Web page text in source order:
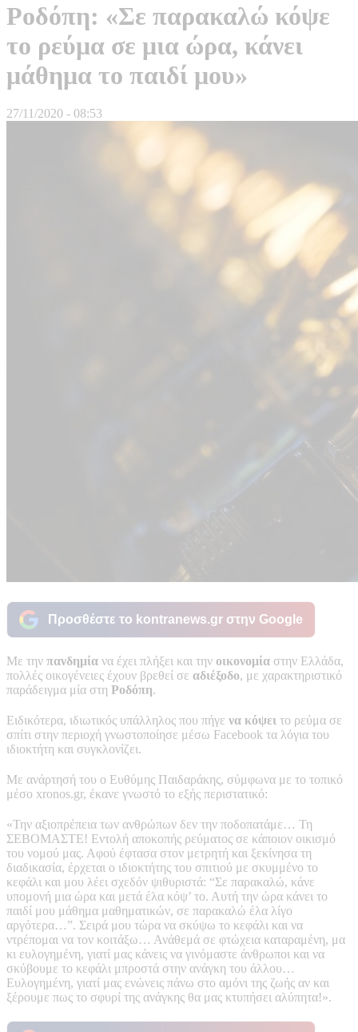
Ροδόπη: «Σε παρακαλώ κόψε
το ρεύμα σε μια ώρα, κάνει
μάθημα το παιδί μου»
27/11/2020 - 08:53
Προσθέστε το kontranews.gr στην Google
Με την πανδημία να έχει πλήξει και την οικονομία στην Ελλάδα,
πολλές οικογένειες έχουν βρεθεί σε αδιέξοδο, με χαρακτηριστικό
παράδειγμα μία στη Ροδόπη.
Ειδικότερα, ιδιωτικός υπάλληλος που πήγε να κόψει το ρεύμα σε
σπίτι στην περιοχή γνωστοποίησε μέσω Facebook τα λόγια του
ιδιοκτήτη και συγκλονίζει.
Με ανάρτησή του ο Ευθύμης Παιδαράκης, σύμφωνα με το τοπικό
μέσο xronos.gr, έκανε γνωστό το εξής περιστατικό:
«Την αξιοπρέπεια των ανθρώπων δεν την ποδοπατάμε… Τη
ΣΕΒΟΜΑΣΤΕ! Εντολή αποκοπής ρεύματος σε κάποιον οικισμό
του νομού μας. Αφού έφτασα στον μετρητή και ξεκίνησα τη
διαδικασία, έρχεται ο ιδιοκτήτης του σπιτιού με σκυμμένο το
κεφάλι και μου λέει σχεδόν ψιθυριστά: “Σε παρακαλώ, κάνε
υπομονή μια ώρα και μετά έλα κόψ’ το. Αυτή την ώρα κάνει το
παιδί μου μάθημα μαθηματικών, σε παρακαλώ έλα λίγο
αργότερα…”. Σειρά μου τώρα να σκύψω το κεφάλι και να
ντρέπομαι να τον κοιτάξω… Ανάθεμά σε φτώχεια καταραμένη, μα
κι ευλογημένη, γιατί μας κάνεις να γινόμαστε άνθρωποι και να
σκύβουμε το κεφάλι μπροστά στην ανάγκη του άλλου…
Ευλογημένη, γιατί μας ενώνεις πάνω στο αμόνι της ζωής αν και
ξέρουμε πως το σφυρί της ανάγκης θα μας κτυπήσει αλύπητα!».